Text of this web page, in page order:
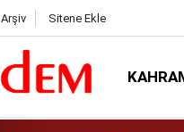
Arşiv Sitene Ekle